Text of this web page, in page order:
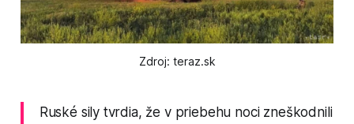
Zdroj: teraz.sk
Ruské sily tvrdia, že v priebehu noci zneškodnili